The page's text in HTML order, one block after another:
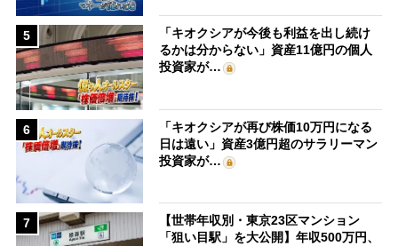
5
「キオクシアが今後も利益を出し続け
るかは分からない」資産11億円の個人
投資家が…
6
「キオクシアが再び株価10万円になる
日は遠い」資産3億円超のサラリーマン
投資家が…
7
【世帯年収別・東京23区マンション
「狙い目駅」を大公開】年収500万円、